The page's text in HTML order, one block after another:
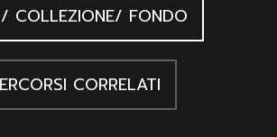
COLLEZIONE/ FONDO
CORRELATI